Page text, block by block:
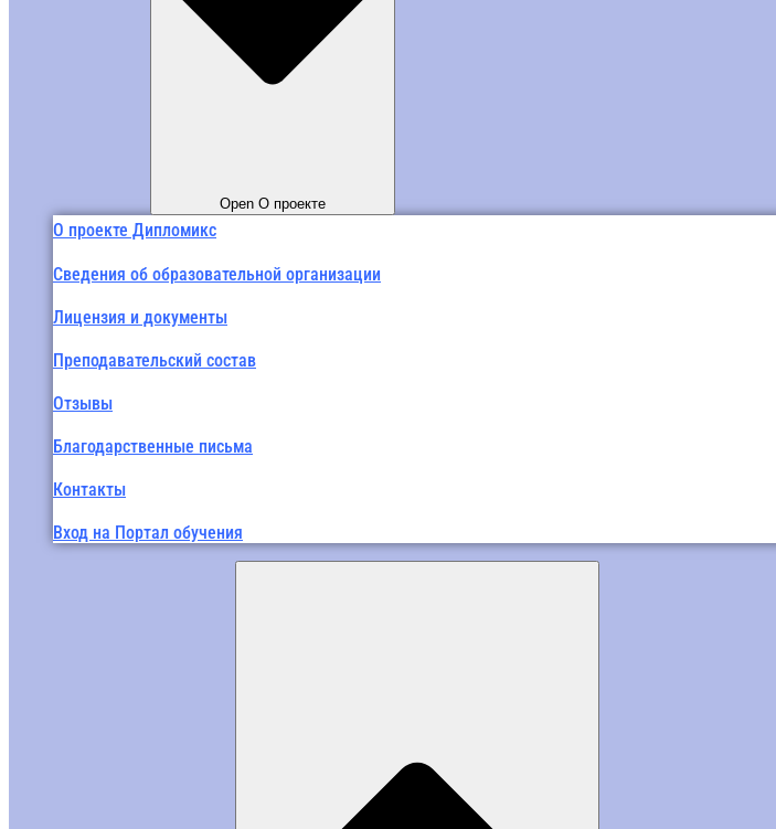
Open О проекте
О проекте Дипломикс
Сведения об образовательной организации
Лицензия и документы
Преподавательский состав
Отзывы
Благодарственные письма
Контакты
Вход на Портал обучения